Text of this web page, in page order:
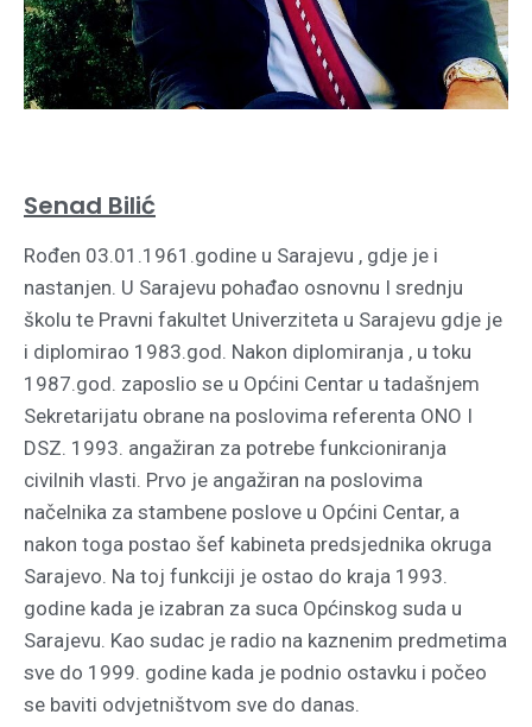
Senad Bilić
Rođen 03.01.1961.godine u Sarajevu , gdje je i
nastanjen. U Sarajevu pohađao osnovnu I srednju
školu te Pravni fakultet Univerziteta u Sarajevu gdje je
i diplomirao 1983.god. Nakon diplomiranja , u toku
1987.god. zaposlio se u Općini Centar u tadašnjem
Sekretarijatu obrane na poslovima referenta ONO I
DSZ. 1993. angažiran za potrebe funkcioniranja
civilnih vlasti. Prvo je angažiran na poslovima
načelnika za stambene poslove u Općini Centar, a
nakon toga postao šef kabineta predsjednika okruga
Sarajevo. Na toj funkciji je ostao do kraja 1993.
godine kada je izabran za suca Općinskog suda u
Sarajevu. Kao sudac je radio na kaznenim predmetima
sve do 1999. godine kada je podnio ostavku i počeo
se baviti odvjetništvom sve do danas.